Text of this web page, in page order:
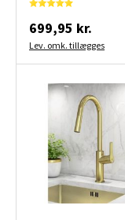
699,95 kr.
Lev. omk. tillægges